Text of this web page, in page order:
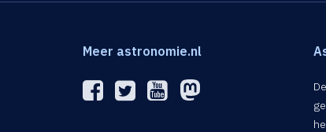
Meer astronomie.nl